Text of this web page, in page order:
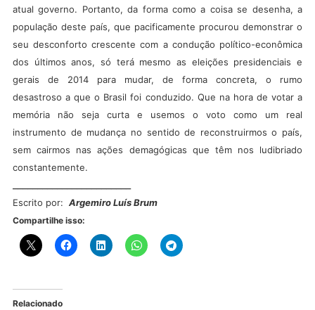
atual governo. Portanto, da forma como a coisa se desenha, a
população deste país, que pacificamente procurou demonstrar o
seu desconforto crescente com a condução político-econômica
dos últimos anos, só terá mesmo as eleições presidenciais e
gerais de 2014 para mudar, de forma concreta, o rumo
desastroso a que o Brasil foi conduzido. Que na hora de votar a
memória não seja curta e usemos o voto como um real
instrumento de mudança no sentido de reconstruirmos o país,
sem cairmos nas ações demagógicas que têm nos ludibriado
constantemente.
Escrito por: Argemiro Luís Brum
Compartilhe isso:
Relacionado